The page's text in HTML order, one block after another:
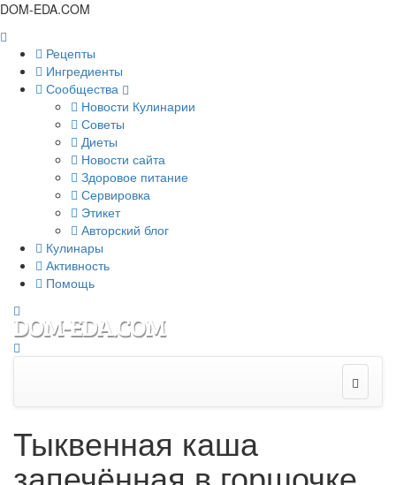
DOM-EDA.COM
Рецепты
Ингредиенты
Сообщества
Новости Кулинарии
Советы
Диеты
Новости сайта
Здоровое питание
Сервировка
Этикет
Авторский блог
Кулинары
Активность
Помощь
Тыквенная каша